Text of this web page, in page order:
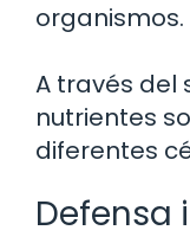
organismos.
A través del
nutrientes
diferentes
Defensa